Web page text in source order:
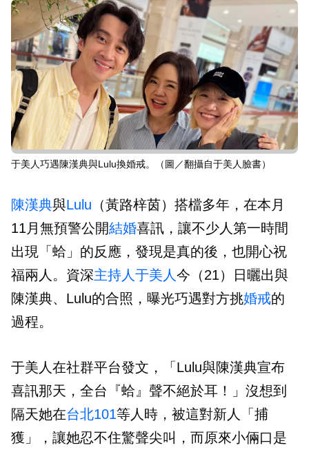
于美人巧遇陳漢典與Lulu換婚戒。（圖／翻攝自于美人臉書）
陳漢典與Lulu （黃路梓茵）搭檔多年，在本月
11月無預警公開結婚喜訊，讓不少人第一時間
出現「蛤」的反應，發現是真的後，也開心祝
福兩人。資深主持人于美人今（21）日曬出與
陳漢典、Lulu的合照，曝光巧遇對方挑婚戒的
過程。
于美人在社群平台發文，「Lulu與陳漢典宣布
喜訊那天，全台『蛤』聲不絕於耳！」沒想到
隔天她在台北101等人時，被這對新人「捕
獲」，讓她忍不住驚聲尖叫，而原來小倆口是